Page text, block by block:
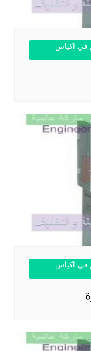
في اكياس
في اكياس